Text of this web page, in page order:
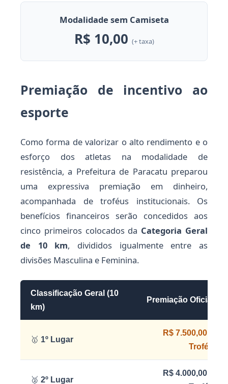
Modalidade sem Camiseta
R$ 10,00 (+ taxa)
Premiação de incentivo ao
esporte
Como forma de valorizar o alto rendimento e o
esforço dos atletas na modalidade de
resistência, a Prefeitura de Paracatu preparou
uma expressiva premiação em dinheiro,
acompanhada de troféus institucionais. Os
benefícios financeiros serão concedidos aos
cinco primeiros colocados da Categoria Geral
de 10 km, divididos igualmente entre as
divisões Masculina e Feminina.
Classificação Geral (10
km)
Premiação Oficial
🥇 1º Lugar
R$ 7.500,00 +
Troféu
🥈 2º Lugar
R$ 4.000,00 +